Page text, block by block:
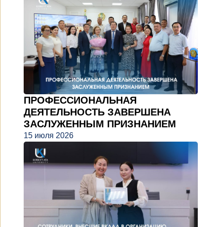
ПРОФЕССИОНАЛЬНАЯ
ДЕЯТЕЛЬНОСТЬ ЗАВЕРШЕНА
ЗАСЛУЖЕННЫМ ПРИЗНАНИЕМ
15 июля 2026